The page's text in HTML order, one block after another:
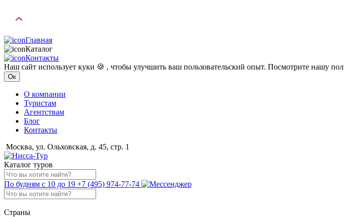
Главная
Каталог
Контакты
Наш сайт использует куки 🍪 , чтобы улучшить ваш пользовательский опыт. Посмотрите нашу
Ок
О компании
Туристам
Агентствам
Блог
Контакты
Москва, ул. Ольховская, д. 45, стр. 1
Каталог туров
По будням с 10 до 19 +7 (495) 974-77-74
Страны